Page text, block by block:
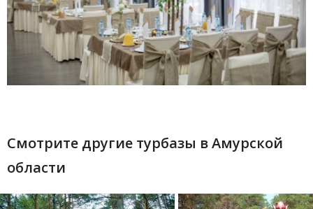
Смотрите другие турбазы в Амурской
области